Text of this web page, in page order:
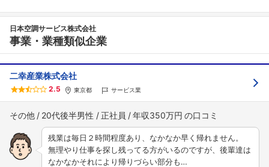
日本空調サービス株式会社
事業・業種類似企業
二幸産業株式会社
2.5 東京都 サービス業
その他 20代後半男性 正社員 年収350万円
残業は毎日２時間程度あり、なかなか早く帰れません。
無理やり仕事を探し残ってる方がいるのですが、後輩達は
なかなかそれにより帰りづらい部分も…